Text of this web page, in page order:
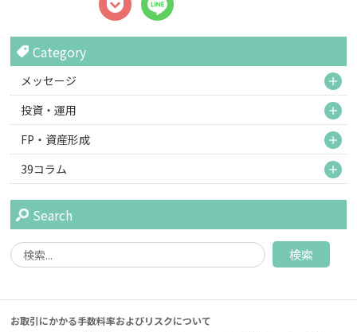
Category
メッセージ
投資・運用
FP・資産形成
39コラム
Search
お取引にかかる手数料率およびリスクについて